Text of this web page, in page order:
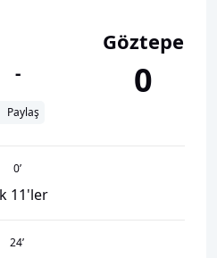
-
Paylaş
Göztepe
0
0’
11'ler
24’